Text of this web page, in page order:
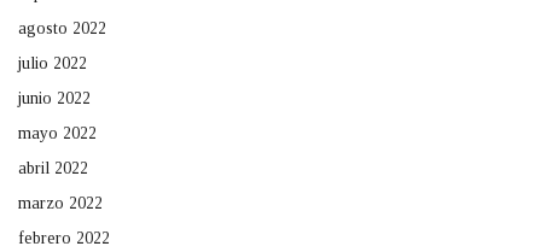
agosto 2022
julio 2022
junio 2022
mayo 2022
abril 2022
marzo 2022
febrero 2022